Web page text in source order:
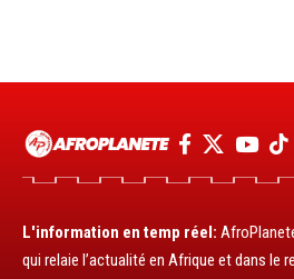
L'information en temp réel:
qui relaie l’actualité en Afrique et dans le